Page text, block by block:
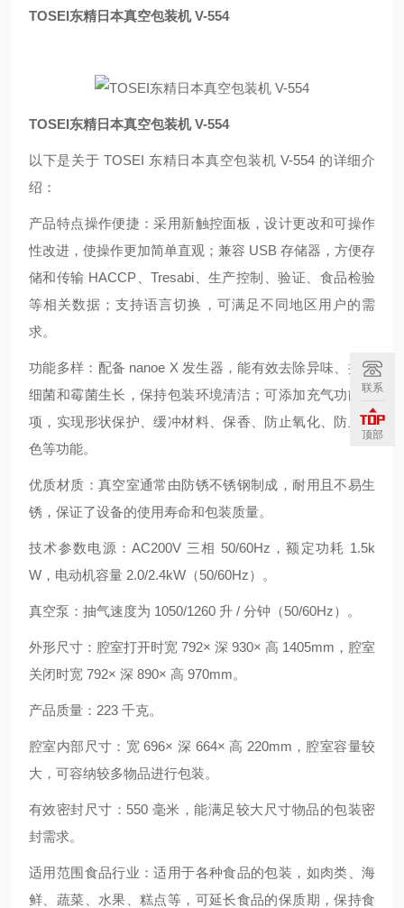
TOSEI东精日本真空包装机 V-554
TOSEI东精日本真空包装机 V-554
以下是关于 TOSEI 东精日本真空包装机 V-554 的详细介
绍：
产品特点操作便捷：采用新触控面板，设计更改和可操作
性改进，使操作更加简单直观；兼容 USB 存储器，方便存
储和传输 HACCP、Tresabi、生产控制、验证、食品检验
等相关数据；支持语言切换，可满足不同地区用户的需
求。
功能多样：配备 nanoe X 发生器，能有效去除异味、抑制
细菌和霉菌生长，保持包装环境清洁；可添加充气功能选
项，实现形状保护、缓冲材料、保香、防止氧化、防止变
色等功能。
优质材质：真空室通常由防锈不锈钢制成，耐用且不易生
锈，保证了设备的使用寿命和包装质量。
技术参数电源：AC200V 三相 50/60Hz，额定功耗 1.5k
W，电动机容量 2.0/2.4kW（50/60Hz）。
真空泵：抽气速度为 1050/1260 升 / 分钟（50/60Hz）。
外形尺寸：腔室打开时宽 792× 深 930× 高 1405mm，腔室
关闭时宽 792× 深 890× 高 970mm。
产品质量：223 千克。
腔室内部尺寸：宽 696× 深 664× 高 220mm，腔室容量较
大，可容纳较多物品进行包装。
有效密封尺寸：550 毫米，能满足较大尺寸物品的包装密
封需求。
适用范围食品行业：适用于各种食品的包装，如肉类、海
鲜、蔬菜、水果、糕点等，可延长食品的保质期，保持食
联系
顶部